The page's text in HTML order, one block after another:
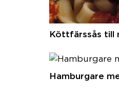
Köttfärssås till
Hamburgare